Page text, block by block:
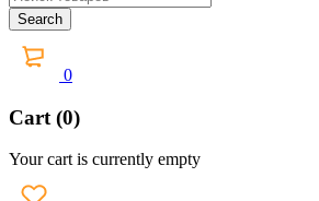
0
Cart (0)
Your cart is currently empty